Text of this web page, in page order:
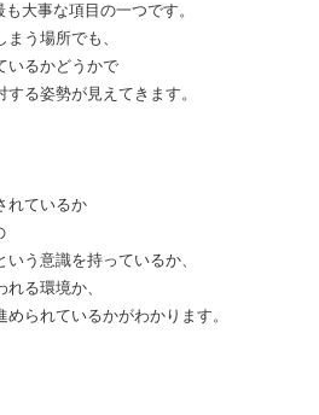
大事な項目の一つです。
う場所でも、
いるかどうかで
る姿勢が見えてきます。
れているか
う意識を持っているか、
る環境か、
られているかがわかります。